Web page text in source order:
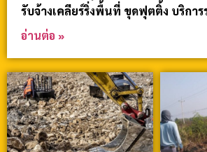
รับจ้างเคลียร์ริ่งพื้นที่ ขุดฟุตติ้ง บริกา
อ่านต่อ »